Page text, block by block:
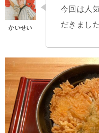
今回は人
だきました